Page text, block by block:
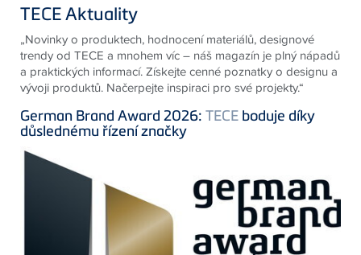
TECE Aktuality
„Novinky o produktech, hodnocení materiálů, designové
trendy od TECE a mnohem víc – náš magazín je plný nápadů
a praktických informací. Získejte cenné poznatky o designu a
vývoji produktů. Načerpejte inspiraci pro své projekty.“
German Brand Award 2026: TECE boduje díky
důslednému řízení značky